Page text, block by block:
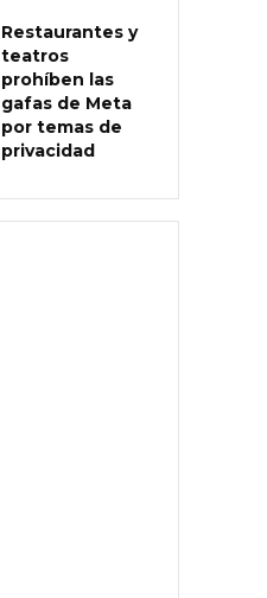
Restaurantes y
teatros
prohíben las
gafas de Meta
por temas de
privacidad